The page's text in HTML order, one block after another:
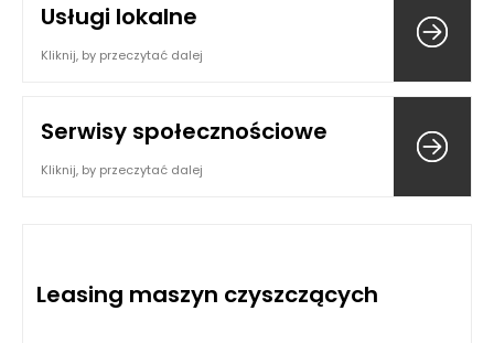
Usługi lokalne
Kliknij, by przeczytać dalej
Serwisy społecznościowe
Kliknij, by przeczytać dalej
Leasing maszyn czyszczących